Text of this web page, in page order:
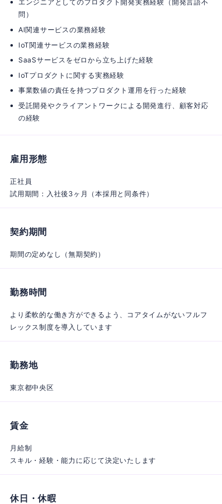
エンジニアとしてのプロダクト開発実務経験（開発言語不
問）
AI関連サービスの業務経験
IoT関連サービスの業務経験
SaaSサービスをゼロから立ち上げた経験
IoTプロダクトに関する実務経験
事業数値の責任を持つプロダクト運用を行った経験
受託開発やクライアントワークによる開発進行、顧客対応
の経験
雇用形態
正社員
試用期間：入社後3ヶ月（本採用と同条件）
契約期間
期間の定めなし（無期契約）
勤務時間
より柔軟的な働き方ができるよう、コアタイムがないフルフ
レックス制度を導入しています
勤務地
東京都中央区
賃金
月給制
スキル・経験・能力に応じて決定いたします
休日・休暇